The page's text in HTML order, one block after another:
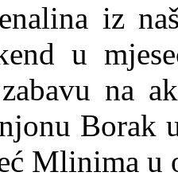
iz
u
na
Mlinima u